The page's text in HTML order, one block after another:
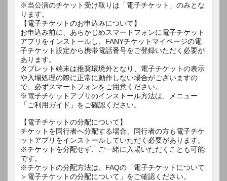
※当公演のチケット受け取りは「電子チケット」のみとな
ります。
【電子チケットのお申込みについて】
お申込み前に、あらかじめスマートフォンに電子チケット
アプリをインストールし、FANYチケットマイページの電
子チケット設定から携帯電話番号をご登録いただく必要が
あります。
タブレット端末は推奨環境外となり、電子チケットの表示
や入場処理の際に正常に動作しない場合がございますの
で、必ずスマートフォンをご用意ください。
※電子チケットアプリのインストール方法は、メニュー
「ご利用ガイド」をご確認ください。
【電子チケットの分配について】
チケットを同行者へ分配する場合、同行者の方も電子チケ
ットアプリをインストールしていただく必要があります。
※チケットを分配せず、ご一緒に入場いただくことも可能
です。
※チケットの分配方法は、FAQの「電子チケットについて
＞電子チケットの分配について」をご確認ください。